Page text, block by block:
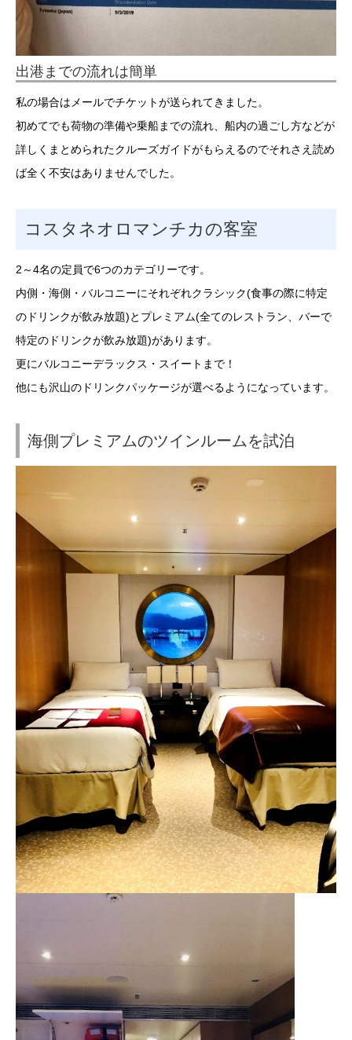
出港までの流れは簡単
私の場合はメールでチケットが送られてきました。
初めてでも荷物の準備や乗船までの流れ、船内の過ごし方などが
詳しくまとめられたクルーズガイドがもらえるのでそれさえ読め
ば全く不安はありませんでした。
コスタネオロマンチカの客室
2～4名の定員で6つのカテゴリーです。
内側・海側・バルコニーにそれぞれクラシック(食事の際に特定
のドリンクが飲み放題)とプレミアム(全てのレストラン、バーで
特定のドリンクが飲み放題)があります。
更にバルコニーデラックス・スイートまで！
他にも沢山のドリンクパッケージが選べるようになっています。
海側プレミアムのツインルームを試泊